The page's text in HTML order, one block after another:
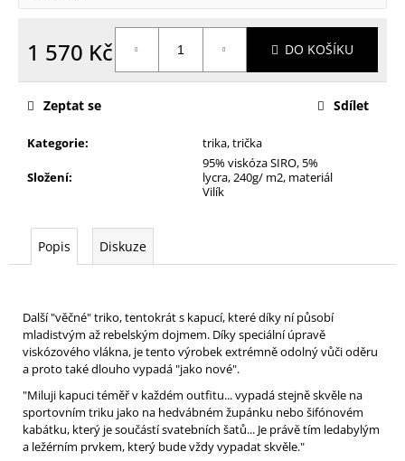
1 570 Kč DO KOŠÍKU
Kategorie: trika, trička
Složení:
95% viskóza SIRO, 5%
lycra, 240g/ m2, materiál
Vilík
Zeptat se Sdílet
Popis Diskuze
Další "věčné" triko, tentokrát s kapucí, které díky ní působí
mladistvým až rebelským dojmem. Díky speciální úpravě
viskózového vlákna, je tento výrobek extrémně odolný vůči oděru
a proto také dlouho vypadá "jako nové".
"Miluji kapuci téměř v každém outfitu... vypadá stejně skvěle na
sportovním triku jako na hedvábném župánku nebo šifónovém
kabátku, který je součástí svatebních šatů... Je právě tím ledabylým
a ležérním prvkem, který bude vždy vypadat skvěle."